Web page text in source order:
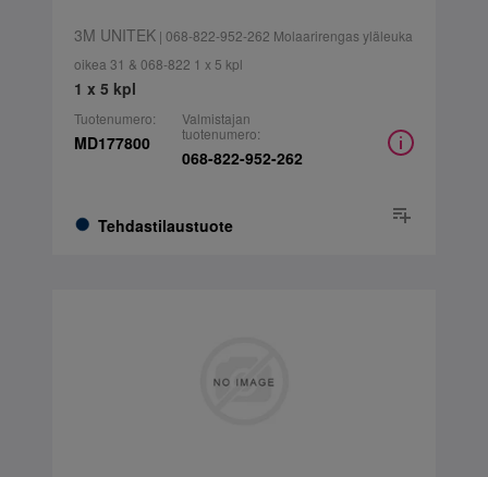
3M UNITEK| 068-822-952-262 Molaarirengas yläleuka
oikea 31 & 068-822 1 x 5 kpl
1 x 5 kpl
Tuotenumero:
MD177800
Tehdastilaustuote
Valmistajan
tuotenumero:
068-822-952-262